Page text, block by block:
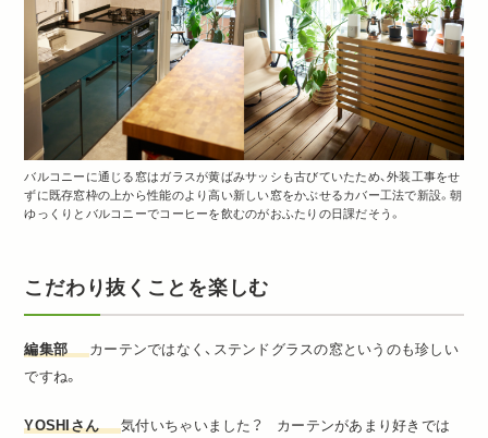
バルコニーに通じる窓はガラスが黄ばみサッシも古びていたため、外装工事をせ
ずに既存窓枠の上から性能のより高い新しい窓をかぶせるカバー工法で新設。朝
ゆっくりとバルコニーでコーヒーを飲むのがおふたりの日課だそう。
こだわり抜くことを楽しむ
編集部
カーテンではなく、ステンドグラスの窓というのも珍しい
ですね。
YOSHIさん 気付いちゃいました？ カーテンがあまり好きでは